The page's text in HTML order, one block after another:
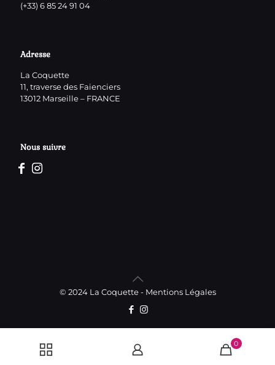
(+33) 6 85 24 91 04
Adresse
La Coquette
11, traverse des Faienciers
13012 Marseille – FRANCE
Nous suivre
© 2024 La Coquette - Mentions Légales
0